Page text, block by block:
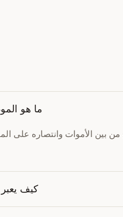
ما هو
بين الأموات وانتصاره على
كيف يعبر